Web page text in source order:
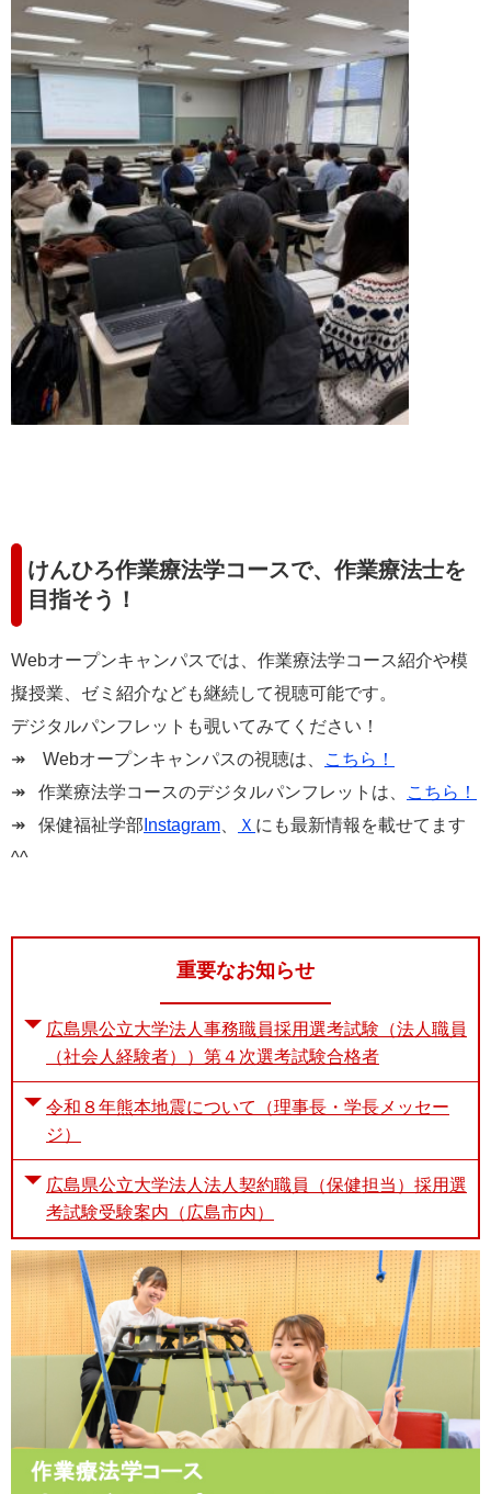
けんひろ作業療法学コースで、作業療法士を
目指そう！
Webオープンキャンパスでは、作業療法学コース紹介や模
擬授業、ゼミ紹介なども継続して視聴可能です。
デジタルパンフレットも覗いてみてください！
↠ Webオープンキャンパスの視聴は、
こちら！
​↠ 作業療法学コースのデジタルパンフレットは、
こちら！
​​↠ 保健福祉学部 Instagram Ｘ にも最新情報を載せてます
^^
重要なお知らせ
広島県公立大学法人事務職員採用選考試験（法人職員
（社会人経験者））第４次選考試験合格者
令和８年熊本地震について（理事長・学長メッセー
ジ）
広島県公立大学法人法人契約職員（保健担当）採用選
考試験受験案内（広島市内）